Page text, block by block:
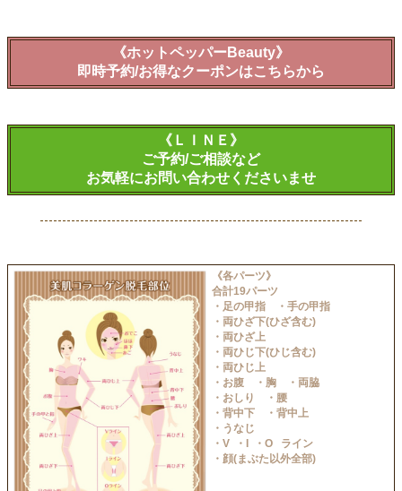
《ホットペッパーBeauty》
即時予約/お得なクーポンはこちらから
《ＬＩＮＥ》
ご予約/ご相談など
お気軽にお問い合わせくださいませ
《各パーツ》
合計19パーツ
・足の甲指 ・手の甲指
・両ひざ下(ひざ含む)
・両ひざ上
・両ひじ下(ひじ含む)
・両ひじ上
・お腹 ・胸 ・両脇
・おしり ・腰
・背中下 ・背中上
・うなじ
・V ・I ・O ライン
・顔(まぶた以外全部)